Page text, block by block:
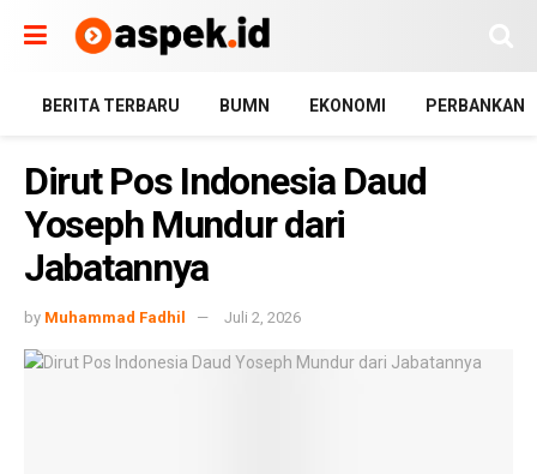
BERITA TERBARU BUMN EKONOMI PERBANKAN
Dirut Pos Indonesia Daud
Yoseph Mundur dari
Jabatannya
by Muhammad Fadhil Juli 2, 2026